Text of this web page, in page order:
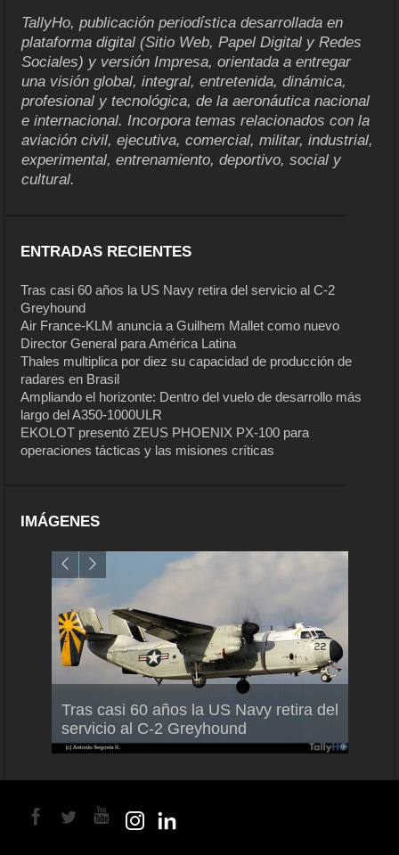
TallyHo, publicación periodística desarrollada en
plataforma digital (Sitio Web, Papel Digital y Redes
Sociales) y versión Impresa, orientada a entregar
una visión global, integral, entretenida, dinámica,
profesional y tecnológica, de la aeronáutica nacional
e internacional. Incorpora temas relacionados con la
aviación civil, ejecutiva, comercial, militar, industrial,
experimental, entrenamiento, deportivo, social y
cultural.
ENTRADAS RECIENTES
Tras casi 60 años la US Navy retira del servicio al C-2
Greyhound
Air France-KLM anuncia a Guilhem Mallet como nuevo
Director General para América Latina
Thales multiplica por diez su capacidad de producción de
radares en Brasil
Ampliando el horizonte: Dentro del vuelo de desarrollo más
largo del A350-1000ULR
EKOLOT presentó ZEUS PHOENIX PX-100 para
operaciones tácticas y las misiones críticas
IMÁGENES
Tras casi 60 años la US Navy retira del
servicio al C-2 Greyhound
Air France-KLM anuncia a Guilhem
Mallet como nuevo Director General
para América Latina